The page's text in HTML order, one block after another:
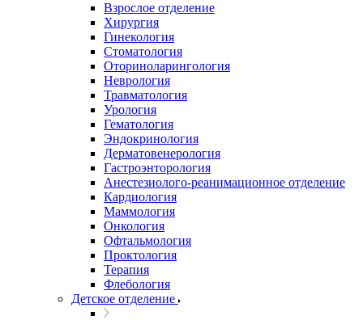
Взрослое отделение
Хирургия
Гинекология
Стоматология
Оториноларингология
Неврология
Травматология
Урология
Гематология
Эндокринология
Дерматовенерология
Гастроэнторология
Анестезиолого-реанимационное отделение
Кардиология
Маммология
Онкология
Офтальмология
Проктология
Терапия
Флебология
Детское отделение